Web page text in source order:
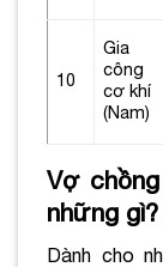
10
Gia
công
cơ khí
(Nam)
Vợ
những gì?
Dành cho